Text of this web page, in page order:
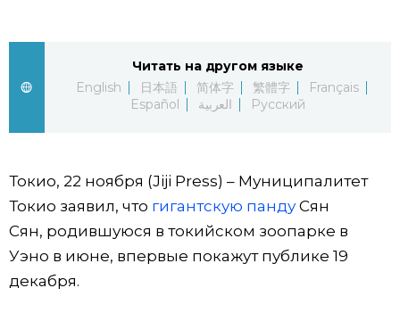
Español
العربية
Факты о Японии
Новости
Фото/Видео
Разделы
Читать на другом языке
English
日本語 简体字 繁體字
Français
Español
العربية Русский
Токио, 22 ноября (Jiji Press) – Муниципалитет
Токио заявил, что гигантскую пандуСян
Сян, родившуюся в токийском зоопарке в
Уэно в июне, впервые покажут публике 19
декабря.